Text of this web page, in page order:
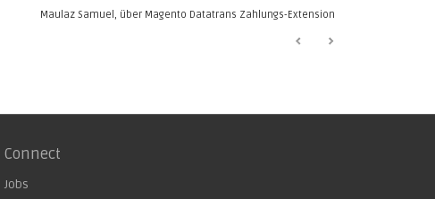
Maulaz Samuel, über Magento Datatrans Zahlungs-Extension
Connect
Jobs